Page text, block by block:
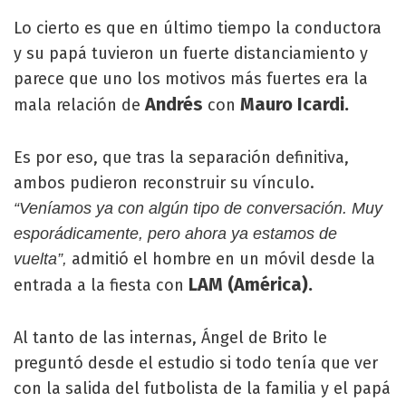
Lo cierto es que en último tiempo la conductora
y su papá tuvieron un fuerte distanciamiento y
parece que uno los motivos más fuertes era la
mala relación deAndrés con Mauro Icardi.
Es por eso, que tras la separación definitiva,
ambos pudieron reconstruir su vínculo.
“Veníamos ya con algún tipo de conversación. Muy
esporádicamente, pero ahora ya estamos de
vuelta”, admitió el hombre en un móvil desde la
entrada a la fiesta con LAM (América).
Al tanto de las internas, Ángel de Brito le
preguntó desde el estudio si todo tenía que ver
con la salida del futbolista de la familia y el papá